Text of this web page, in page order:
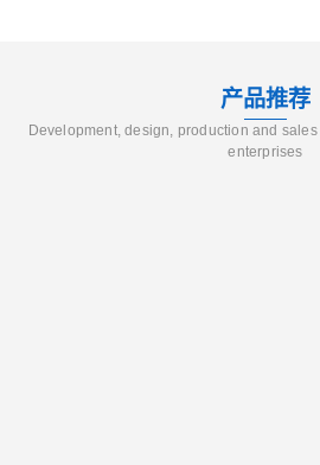
产品推荐
Development, design, production and
enterprises